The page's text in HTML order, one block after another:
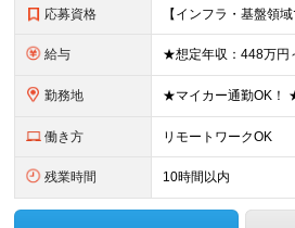
応募資格
給与
勤務地
働き方 リモートワークOK
残業時間 10時間以内